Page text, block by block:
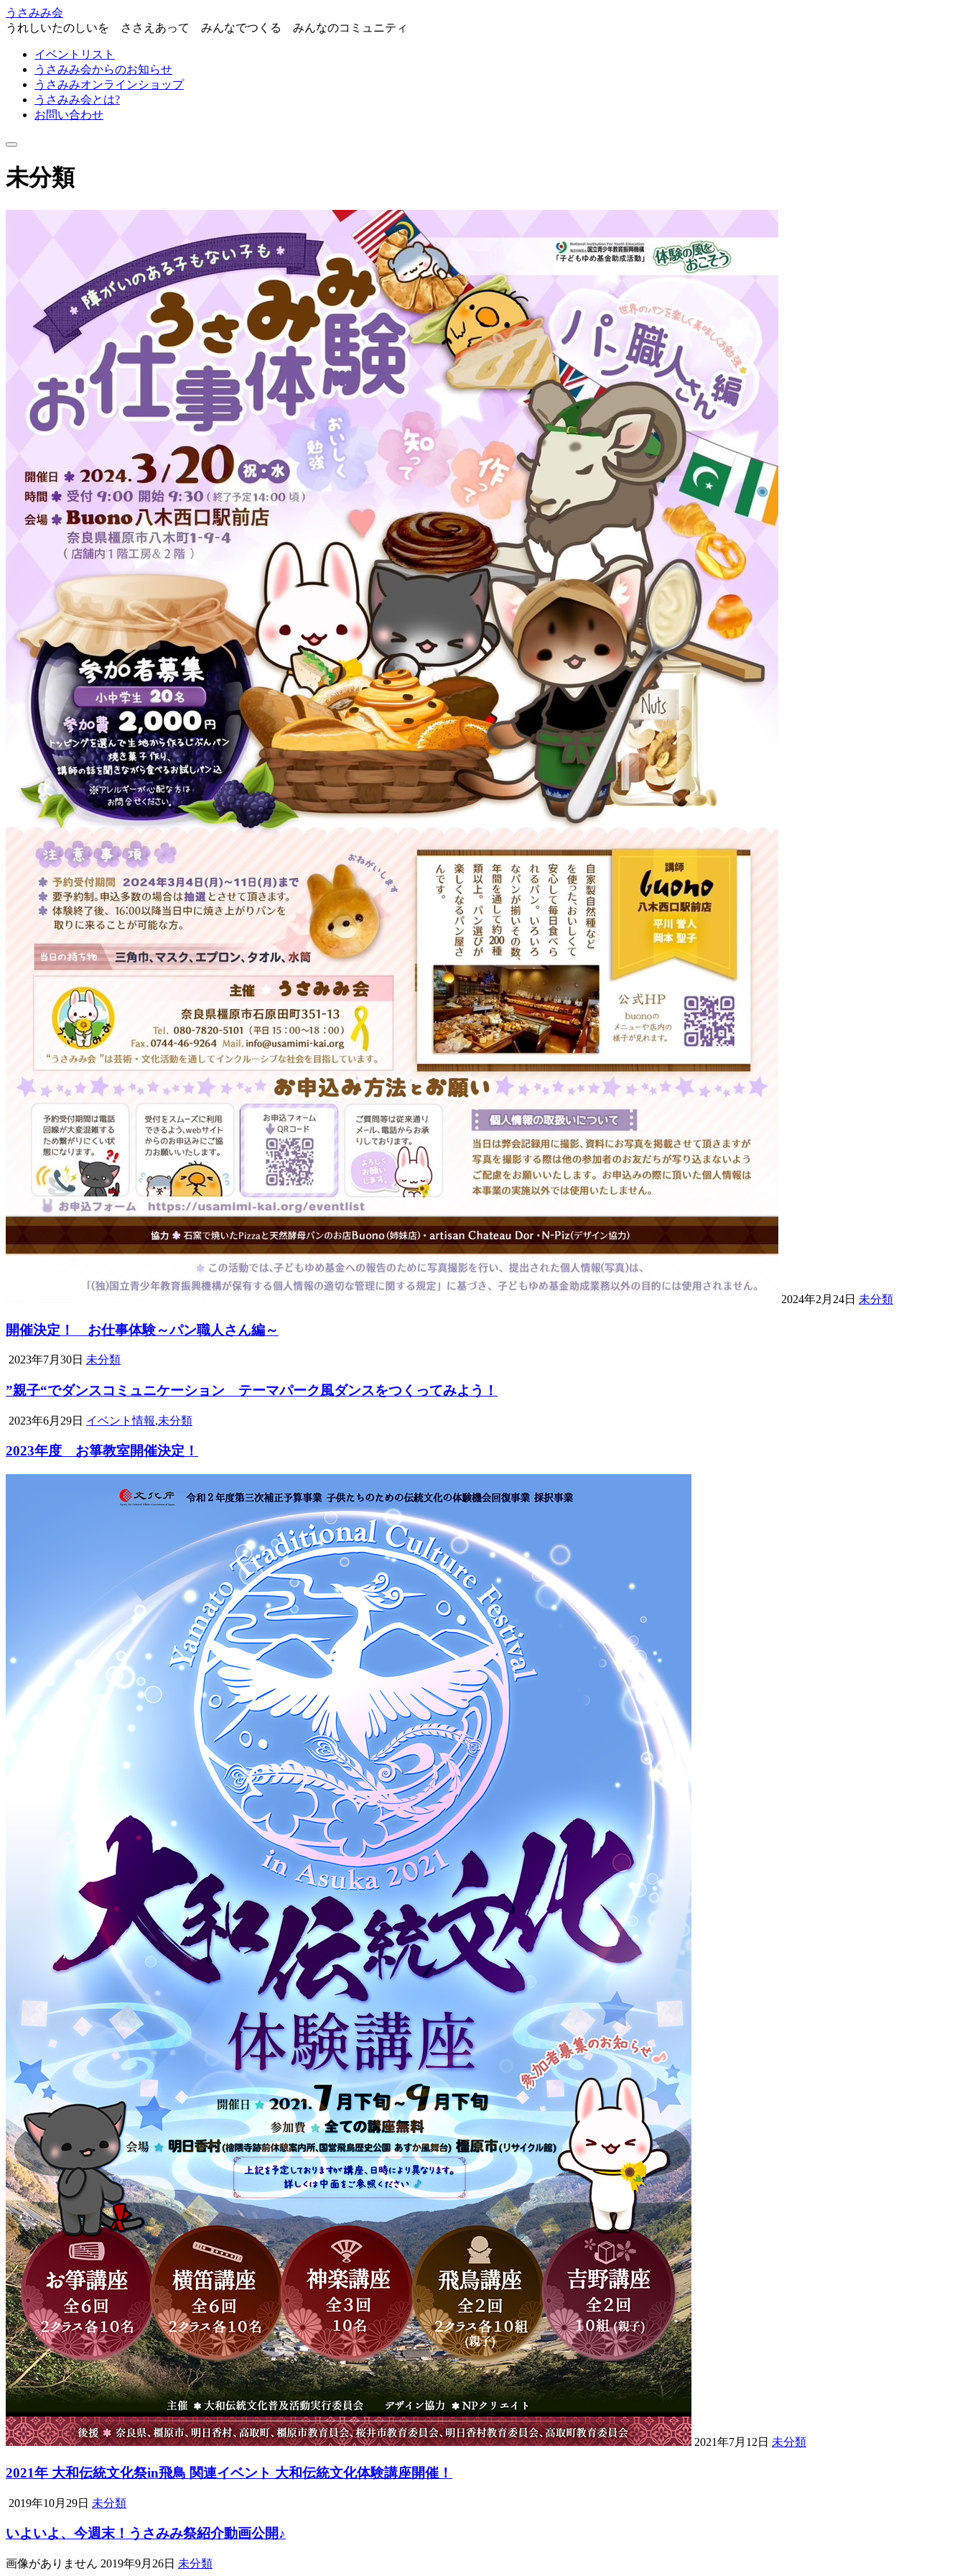
うさみみ会
うれしいたのしいを ささえあって みんなでつくる みんなのコミュニティ
イベントリスト
うさみみ会からのお知らせ
うさみみオンラインショップ
うさみみ会とは?
お問い合わせ
ナ
ビ
ゲ
ー
未分類
2024年2月24日 未分類
開催決定！ お仕事体験～パン職人さん編～
2023年7月30日 未分類
”親子“でダンスコミュニケーション テーマパーク風ダンスをつくってみよう！
2023年6月29日 イベント情報,未分類
2023年度 お箏教室開催決定！
2021年7月12日 未分類
2021年 大和伝統文化祭in飛鳥 関連イベント 大和伝統文化体験講座開催！
2019年10月29日 未分類
いよいよ、今週末！うさみみ祭紹介動画公開♪
画像がありません 2019年9月26日 未分類